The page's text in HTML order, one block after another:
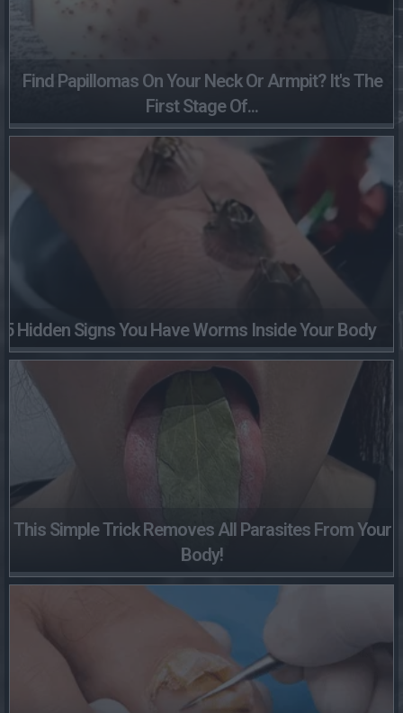
Find Papillomas On Your Neck Or Armpit? It's The
First Stage Of...
5 Hidden Signs You Have Worms Inside Your Body
This Simple Trick Removes All Parasites From Your
Body!